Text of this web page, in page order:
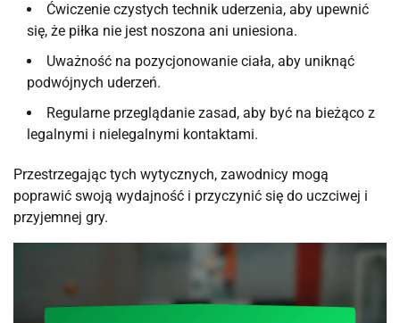
Ćwiczenie czystych technik uderzenia, aby upewnić
się, że piłka nie jest noszona ani uniesiona.
Uważność na pozycjonowanie ciała, aby uniknąć
podwójnych uderzeń.
Regularne przeglądanie zasad, aby być na bieżąco z
legalnymi i nielegalnymi kontaktami.
Przestrzegając tych wytycznych, zawodnicy mogą
poprawić swoją wydajność i przyczynić się do uczciwej i
przyjemnej gry.